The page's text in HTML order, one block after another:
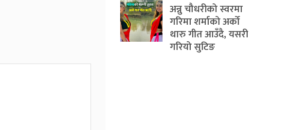
अन्नु चौधरीको स्वरमा
गरिमा शर्माको अर्को
थारु गीत आउँदै, यसरी
गरियो सुटिङ